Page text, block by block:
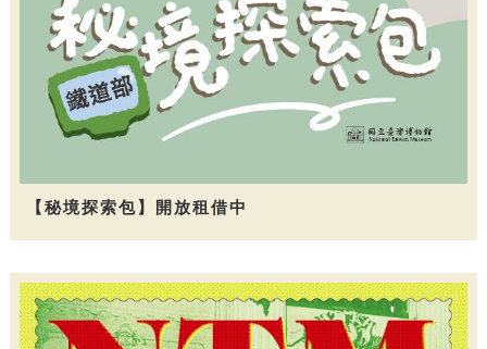
【秘境探索包】開放租借中